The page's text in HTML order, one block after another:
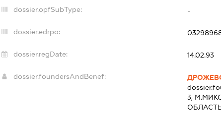
dossier.opfSubType: -
dossier.edrpo:
dossier.regDate: 14.02.93
dossier.foundersAndBenef:
3,